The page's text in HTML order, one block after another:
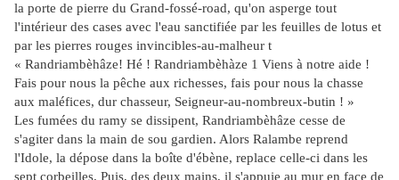
la porte de pierre du Grand-fossé-road, qu'on asperge tout
l'intérieur des cases avec l'eau sanctifiée par les feuilles de lotus et
par les pierres rouges invincibles-au-malheur t
« Randriambèhâze! Hé ! Randriambèhàze 1 Viens à notre aide !
Fais pour nous la pêche aux richesses, fais pour nous la chasse
aux maléfices, dur chasseur, Seigneur-au-nombreux-butin ! »
Les fumées du ramy se dissipent, Randriambèhâze cesse de
s'agiter dans la main de sou gardien. Alors Ralambe reprend
l'Idole, la dépose dans la boîte d'ébène, replace celle-ci dans les
sept corbeilles. Puis, des deux mains, il s'appuie au mur en face de